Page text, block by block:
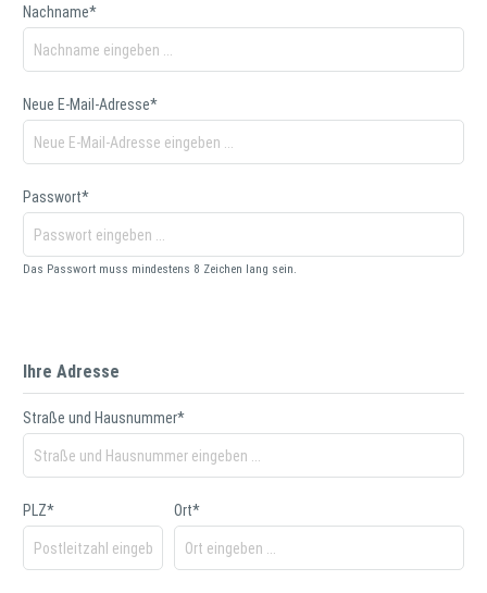
Nachname*
Neue E-Mail-Adresse*
Passwort*
Das Passwort muss mindestens 8 Zeichen lang sein.
Ihre Adresse
Straße und Hausnummer*
PLZ* Ort*